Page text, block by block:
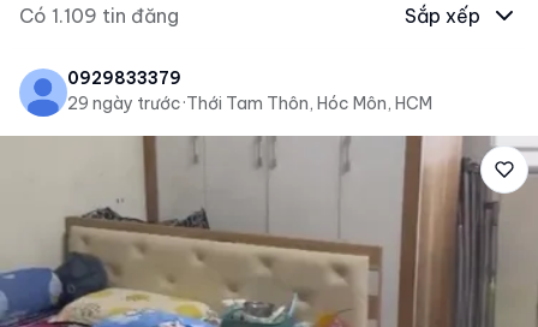
Có 1.109 tin đăng Sắp xếp
0929833379
29 ngày trước·Thới Tam Thôn, Hóc Môn, HCM